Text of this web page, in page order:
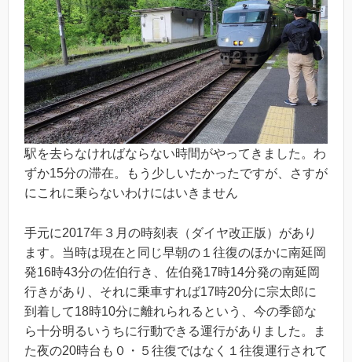
駅を去らなければならない時間がやってきました。わ
ずか15分の滞在。もう少しいたかったですが、さすが
にこれに乗らないわけにはいきません
手元に2017年３月の時刻表（ダイヤ改正版）があり
ます。当時は現在と同じ早朝の１往復のほかに南延岡
発16時43分の佐伯行き、佐伯発17時14分発の南延岡
行きがあり、それに乗車すれば17時20分に宗太郎に
到着して18時10分に離れられるという、今の季節な
ら十分明るいうちに行動できる運行がありました。ま
た夜の20時台も０・５往復ではなく１往復運行されて